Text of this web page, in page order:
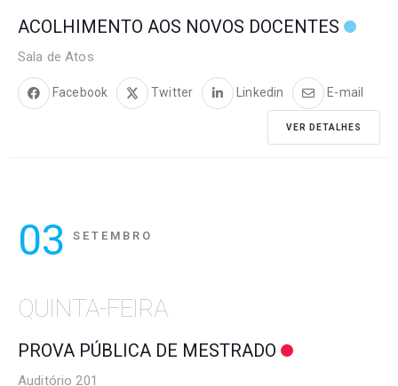
ACOLHIMENTO AOS NOVOS DOCENTES
Sala de Atos
Facebook Twitter Linkedin E-mail
VER DETALHES
03 SETEMBRO
QUINTA-FEIRA
PROVA PÚBLICA DE MESTRADO
Auditório 201